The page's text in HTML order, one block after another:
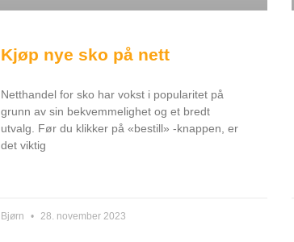
Kjøp nye sko på nett
Netthandel for sko har vokst i popularitet på
grunn av sin bekvemmelighet og et bredt
utvalg. Før du klikker på «bestill» -knappen, er
det viktig
Bjørn 28. november 2023